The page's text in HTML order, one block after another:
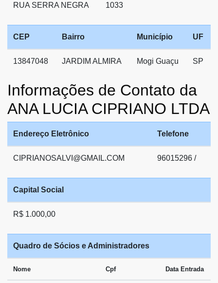
RUA SERRA NEGRA 1033
CEP Bairro Município UF
13847048 JARDIM ALMIRA Mogi Guaçu SP
Informações de Contato da
ANA LUCIA CIPRIANO LTDA
Endereço Eletrônico Telefone
CIPRIANOSALVI@GMAIL.COM 96015296 /
Capital Social
R$ 1.000,00
Quadro de Sócios e Administradores
Nome Cpf Data Entrada